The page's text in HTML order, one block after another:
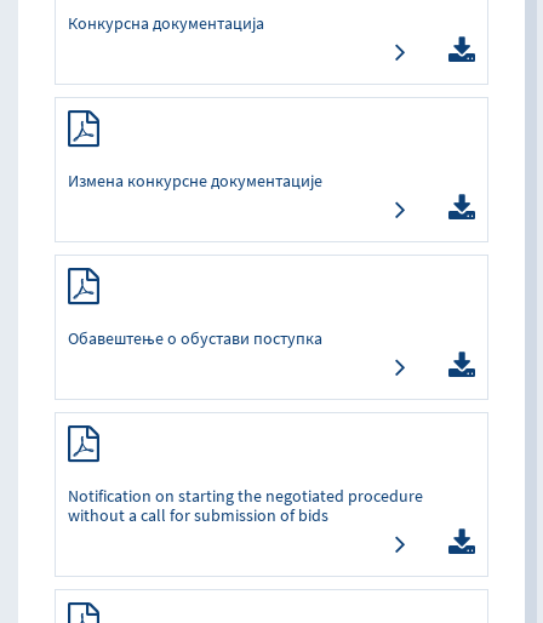
Конкурсна документација
Измена конкурсне документације
Обавештење о обустави поступка
Notification on starting the negotiated procedure
without a call for submission of bids